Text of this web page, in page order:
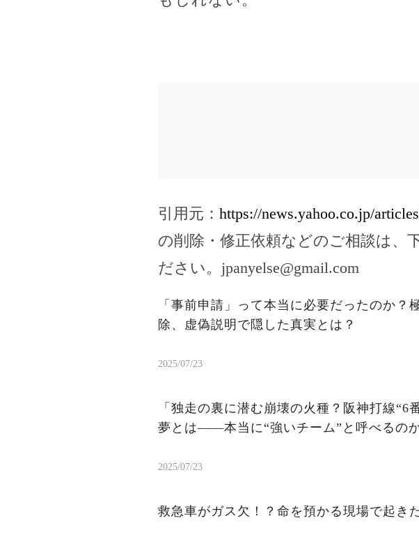
引用元： https://news.yahoo.co.jp/
の削除・修正依頼などのご相談は、
ださい。 jpanyelse@gmail.com
「事前申請」って本当に必要だったのか？
除、虚偽説明で隠した真実とは？
2025/07/23
「独走の裏に潜む崩壊の火種？阪神打線“6
夢とは——本当に“強いチーム”と呼べるのか
2025/07/23
救急車がガス欠！？命を預かる現場で起き